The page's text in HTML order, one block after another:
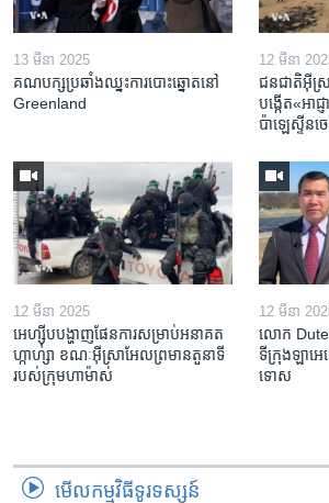
13 មីនា 2025
គណបក្ស​ប្រឆាំង​ឈ្នះ​ការបោះឆ្នោត​នៅ
Greenland
12 មីនា
ជនជាតិ​អ៊ីស្
បង្កើត​«អាជ្
ប៉ាឡេស្ទីន​ច
12 មីនា 2025
អេហ្ស៊ីប​បង្ហាញ​ផែនការ​សម្រាប់​អនាគត​
ហ្កាហ្សា ខណៈ​អ៊ីស្រាអែល​ព្រមាន​តួនាទី​
របស់​ក្រុម​ហាម៉ាស់
12 មីនា
លោក
ទីក្រុងឡាអ
ទោស
មើល​កម្មវិធី​ទូរទស្សន៍